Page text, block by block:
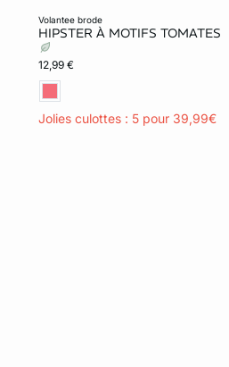
volantee brode
HIPSTER À MOTIFS TOMATES
12,99 €
Jolies culottes : 5 pour 39,99€